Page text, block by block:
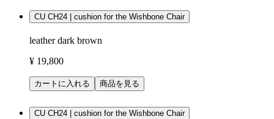
CU CH24 | cushion for the Wishbone Chair
leather dark brown
¥ 19,800
カートに入れる 商品を見る
CU CH24 | cushion for the Wishbone Chair